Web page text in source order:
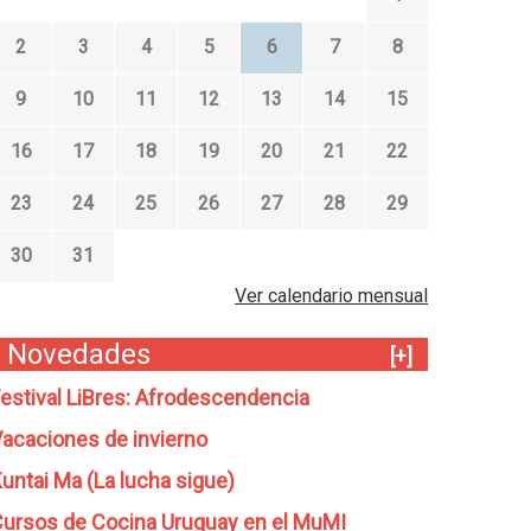
2 3 4 5 6 7 8
9 10 11 12 13 14 15
16 17 18 19 20 21 22
23 24 25 26 27 28 29
30
31
Ver calendario mensual
Novedades
[+]
LiBres: Afrodescendencia
de invierno
Ma (La lucha sigue)
de Cocina Uruguay en el MuMI